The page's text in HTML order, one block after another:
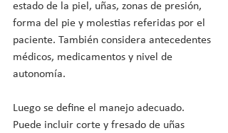
estado de la piel, uñas, zonas de presión,
forma del pie y molestias referidas por el
paciente. También considera antecedentes
médicos, medicamentos y nivel de
autonomía.
Luego se define el manejo adecuado.
Puede incluir corte y fresado de uñas